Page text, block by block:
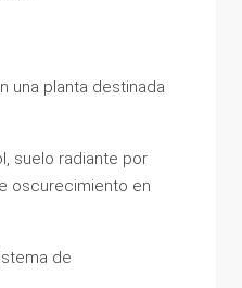
una planta destinada
suelo radiante por
oscurecimiento en
de